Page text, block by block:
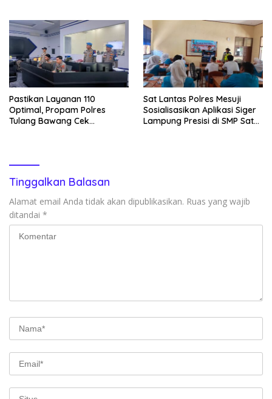
Pastikan Layanan 110
Optimal, Propam Polres
Tulang Bawang Cek
Sat Lantas Polres Mesuji
Sosialisasikan Aplikasi Siger
Lampung Presisi di SMP Satu
Tinggalkan Balasan
Alamat email Anda tidak akan dipublikasikan. Ruas yang wajib
ditandai *